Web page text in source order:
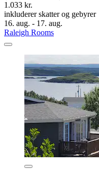
1.033 kr.
inkluderer skatter og gebyrer
16. aug. - 17. aug.
Raleigh Rooms